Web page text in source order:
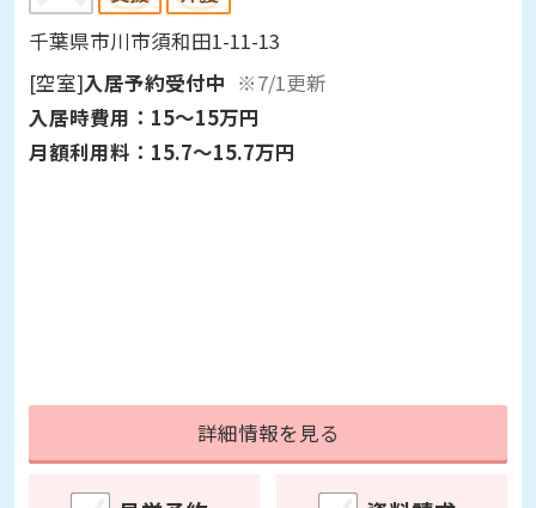
[空室]入居予約受付中 ※7/1更新
入居時費用： 15～15万円
詳細情報を見る